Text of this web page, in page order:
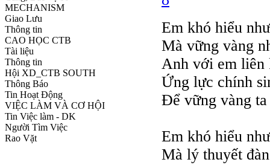
MECHANISM
Giao Lưu
Thông tin
CAO HỌC CTB
Tài liệu
Thông tin
Hội XD_CTB SOUTH
Thông Báo
Tin Hoạt Động
VIỆC LÀM VÀ CƠ HỘI
Tin Việc làm - DK
Người Tìm Việc
Rao Vặt
Em khó hiểu
Mà vững vàng
Anh với em liên
Ứng lực chính
Để vững vàng
Em khó hiểu
Mà lý thuyết